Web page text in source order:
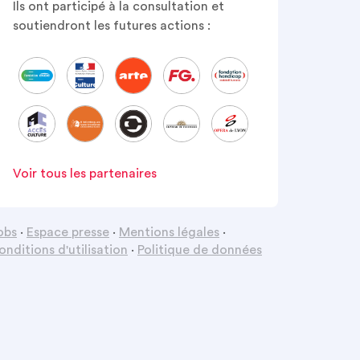
Ils ont participé à la consultation et
soutiendront les futures actions :
Voir tous les partenaires
· Espace presse · Mentions légales ·
d'utilisation · Politique de données